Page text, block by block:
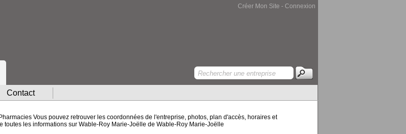
Créer Mon Site - Connexion
Contact
Vous pouvez retrouver les coordonnées de l'entreprise, photos, plan d'accès, horaires et
les informations sur Wable-Roy Marie-Joëlle de Wable-Roy Marie-Joëlle